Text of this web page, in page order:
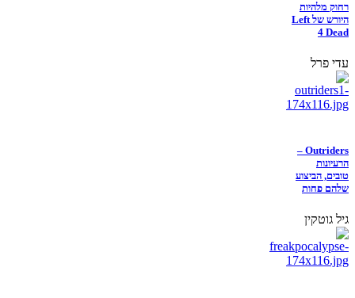
רחוק מלהיות
היורש של Left
4 Dead
עדי פרל
Outriders –
הרעיונות
טובים, הביצוע
שלהם פחות
גיל גוטקין